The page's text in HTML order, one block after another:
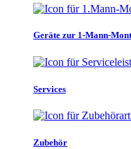
Geräte zur 1-Mann-
Services
Zubehör